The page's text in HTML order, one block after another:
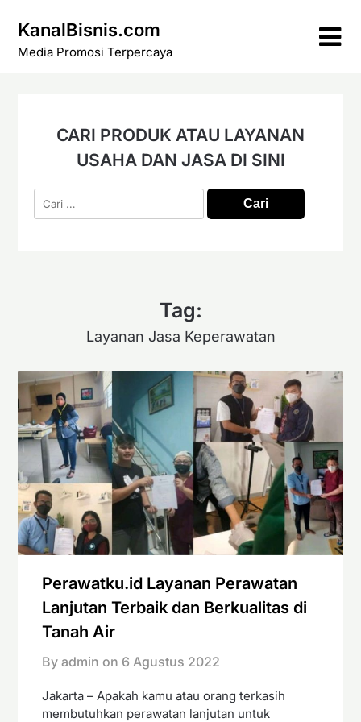
content
KanalBisnis.com
Media Promosi Terpercaya
CARI PRODUK ATAU LAYANAN
USAHA DAN JASA DI SINI
Cari
untuk:
Tag:
Layanan Jasa Keperawatan
Perawatku.id Layanan Perawatan
Lanjutan Terbaik dan Berkualitas di
Tanah Air
By admin on 6 Agustus 2022
Jakarta – Apakah kamu atau orang terkasih
membutuhkan perawatan lanjutan untuk